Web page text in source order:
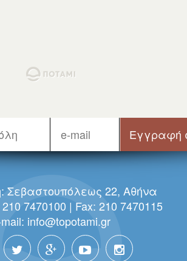
Σεβαστουπόλεως 22, Αθήνα
7470100 | Fax: 210 7470115
info@topotami.gr